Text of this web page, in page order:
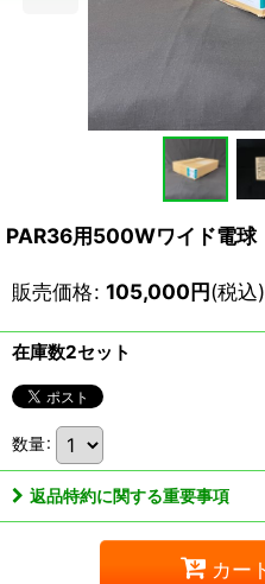
PAR36用500Wワイド電球
販売価格: 105,000円(税込)
在庫数2セット
数量:
返品特約に関する重要事項
カー